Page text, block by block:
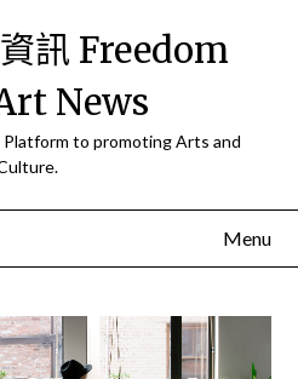
訊 Freedom
News
to promoting Arts and
Menu